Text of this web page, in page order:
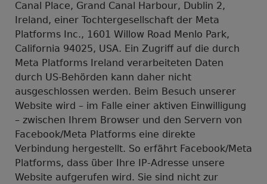
Canal Place, Grand Canal Harbour, Dublin 2,
Ireland, einer Tochtergesellschaft der Meta
Platforms Inc., 1601 Willow Road Menlo Park,
California 94025, USA. Ein Zugriff auf die durch
Meta Platforms Ireland verarbeiteten Daten
durch US-Behörden kann daher nicht
ausgeschlossen werden. Beim Besuch unserer
Website wird – im Falle einer aktiven Einwilligung
– zwischen Ihrem Browser und den Servern von
Facebook/Meta Platforms eine direkte
Verbindung hergestellt. So erfährt Facebook/Meta
Platforms, dass über Ihre IP-Adresse unsere
Website aufgerufen wird. Sie sind nicht zur